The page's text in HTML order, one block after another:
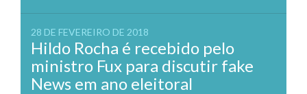
28 DE FEVEREIRO DE 2018
Hildo Rocha é recebido pelo
ministro Fux para discutir fake
News em ano eleitoral